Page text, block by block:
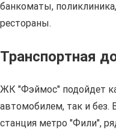
банкоматы,
рестораны.
Транспортная
ЖК "Фэймос" подойдет
автомобилем, так и
станция метро "Фили",